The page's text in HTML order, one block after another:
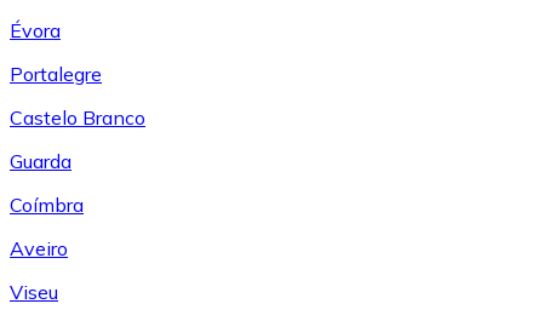
Évora
Portalegre
Castelo Branco
Guarda
Coímbra
Aveiro
Viseu